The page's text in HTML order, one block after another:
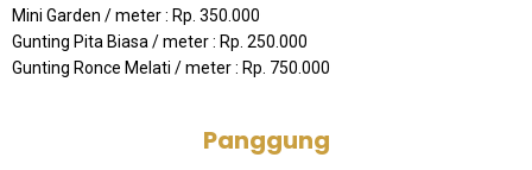
Mini Garden / meter : Rp. 350.000
Gunting Pita Biasa / meter : Rp. 250.000
Gunting Ronce Melati / meter : Rp. 750.000
Panggung